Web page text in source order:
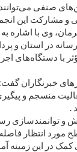
صنفی
مشارکت این
وی با
رسانه در استان
با دستگاه‌های
خبرنگاران
منسجم و
.
و توانمندسازی
مورد انتظار
در این زمینه